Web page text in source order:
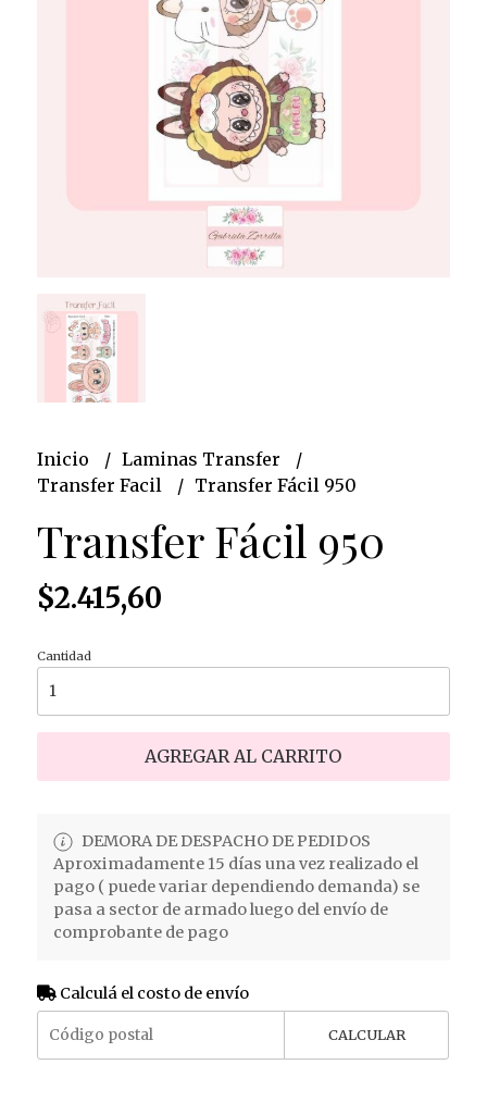
Inicio
Laminas Transfer
Transfer Facil
Transfer Fácil 950
Transfer Fácil 950
$2.415,60
Cantidad
AGREGAR AL CARRITO
DEMORA DE DESPACHO DE PEDIDOS
Aproximadamente 15 días una vez realizado el
pago ( puede variar dependiendo demanda) se
pasa a sector de armado luego del envío de
comprobante de pago
Calculá el costo de envío
CALCULAR